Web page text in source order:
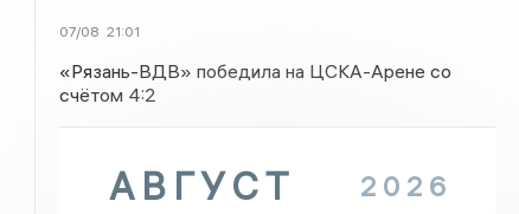
07/08 21:01
«Рязань-ВДВ» победила на ЦСКА-Арене со
счётом 4:2
АВГУСТ 2026